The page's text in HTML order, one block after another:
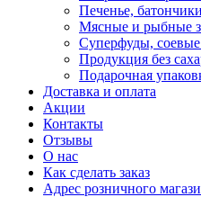
Печенье,
Мясные и рыбные
Суперфуды,
Продукция без
Подарочная
Доставка и оплата
Акции
Контакты
Отзывы
О нас
Как сделать заказ
Адрес розничного